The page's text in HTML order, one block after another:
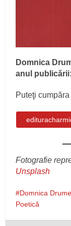
Domnica
anul
Puteţi
Fotografie
Unsplash
Domnica
Poetică